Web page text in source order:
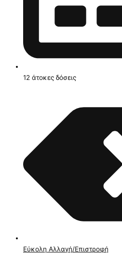
12 άτοκες δόσεις
Εύκολη Αλλαγή/Επιστροφή